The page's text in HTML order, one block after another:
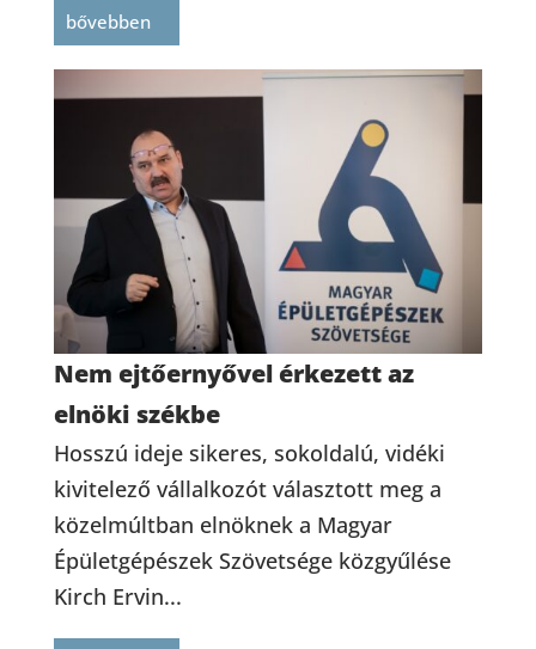
bővebben
Nem ejtőernyővel érkezett az
elnöki székbe
Hosszú ideje sikeres, sokoldalú, vidéki
kivitelező vállalkozót választott meg a
közelmúltban elnöknek a Magyar
Épületgépészek Szövetsége közgyűlése
Kirch Ervin...